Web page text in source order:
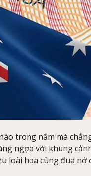
trong năm mà
ngợp với khung
loài hoa cùng đua nở